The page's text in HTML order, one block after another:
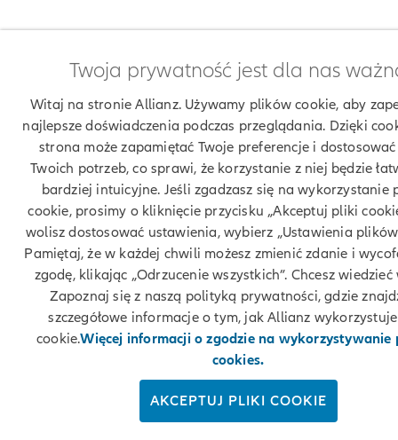
Twoja prywatność jest dla nas
Witaj na stronie Allianz. Używamy plików cookie, aby
najlepsze doświadczenia podczas przeglądania. Dzięki
strona może zapamiętać Twoje preferencje i
Twoich potrzeb, co sprawi, że korzystanie z niej będzie
bardziej intuicyjne. Jeśli zgadzasz się na wykorzystanie
cookie, prosimy o kliknięcie przycisku „Akceptuj pliki
wolisz dostosować ustawienia, wybierz „Ustawienia plików
Pamiętaj, że w każdej chwili możesz zmienić zdanie i
zgodę, klikając „Odrzucenie wszystkich”. Chcesz wiedzieć
Zapoznaj się z naszą polityką prywatności, gdzie
szczegółowe informacje o tym, jak Allianz
cookie.Więcej informacji o zgodzie na
cookies.
AKCEPTUJ PLIKI COOKIE